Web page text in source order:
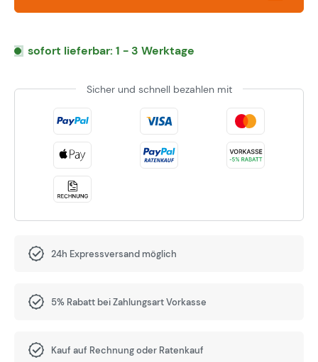
sofort lieferbar: 1 - 3 Werktage
Sicher und schnell bezahlen mit
24h Expressversand möglich
5% Rabatt bei Zahlungsart Vorkasse
Kauf auf Rechnung oder Ratenkauf